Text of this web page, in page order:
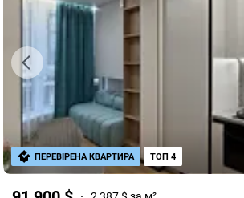
ПЕРЕВІРЕНА КВАРТИРА ТОП 4